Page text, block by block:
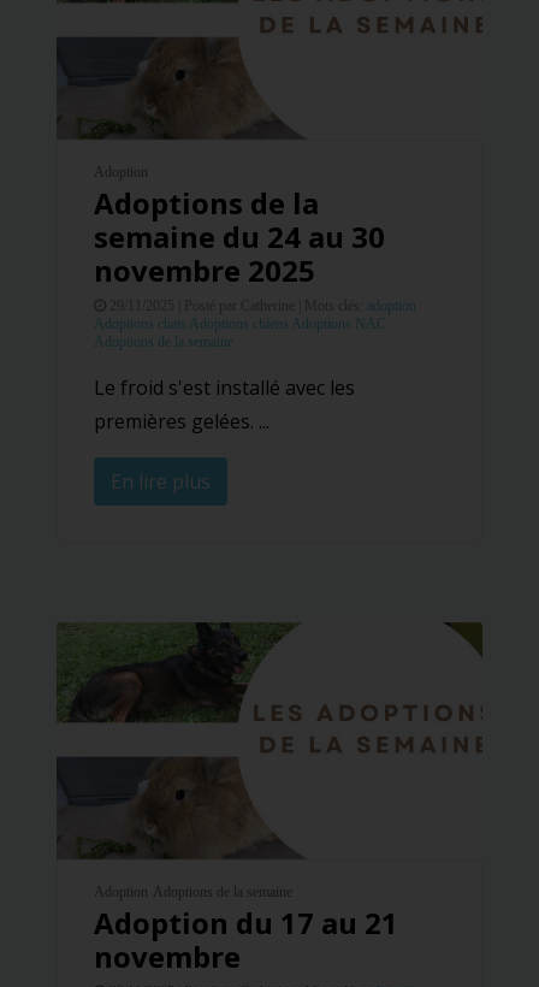
Adoption
Adoptions de la
semaine du 24 au 30
novembre 2025
Posté par Catherine | Mots clés: adoption
Adoptions chats Adoptions chiens Adoptions NAC
Adoptions de la semaine
Le froid s'est installé avec les
premières gelées. ...
En lire plus
Adoption Adoptions de la semaine
Adoption du 17 au 21
novembre